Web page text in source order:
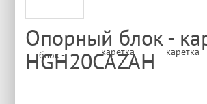
Опорный блок -
HGH20CAZAH